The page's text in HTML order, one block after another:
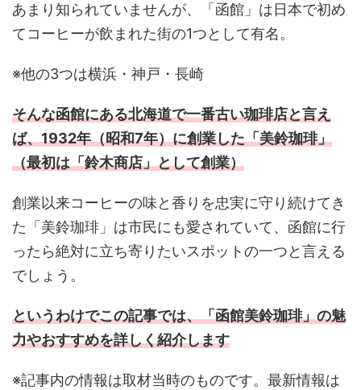
あまり知られていませんが、「函館」は日本で初め
てコーヒーが飲まれた街の1つとして有名。
※他の3つは横浜・神戸・長崎
そんな函館にある北海道で一番古い珈琲店と言え
ば、1932年（昭和7年）に創業した「美鈴珈琲」
（最初は「鈴木商店」として創業）
創業以来コーヒーの味と香りを忠実に守り続けてき
た「美鈴珈琲」は市民にも愛されていて、函館に行
ったら絶対に立ち寄りたいスポットの一つと言える
でしょう。
というわけでこの記事では、「函館美鈴珈琲」の魅
力やおすすめを詳しく紹介します
※記事内の情報は取材当時のものです。最新情報は